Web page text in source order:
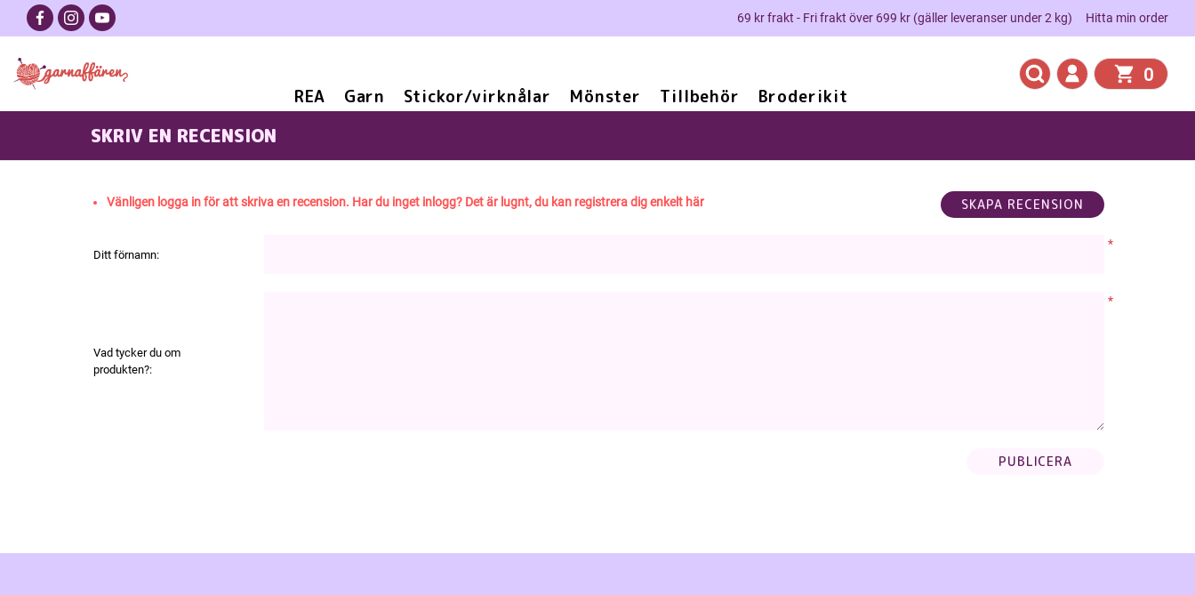
69 kr frakt - Fri frakt över 699 kr (gäller leveranser under 2 kg) Hitta min order
REA Garn Stickor/virknålar Mönster Tillbehör Broderikit
0
SKRIV EN RECENSION
Vänligen logga in för att skriva en recension. Har du inget inlogg? Det är lugnt, du kan registrera dig enkelt här
Ditt förnamn:
*
Vad tycker du om
produkten?:
*